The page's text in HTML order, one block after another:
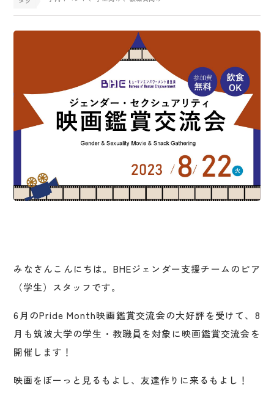
みなさんこんにちは。BHEジェンダー支援チームのピア
（学生）スタッフです。
6月のPride Month映画鑑賞交流会の大好評を受けて、8
月も筑波大学の学生・教職員を対象に映画鑑賞交流会を
開催します！​
映画をぼーっと見るもよし、友達作りに来るもよし！